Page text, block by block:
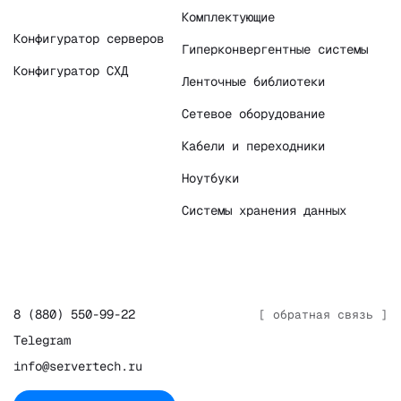
Конфигуратор серверов
Конфигуратор СХД
Комплектующие
Гиперконвергентные системы
Ленточные библиотеки
Сетевое оборудование
Кабели и переходники
Ноутбуки
Системы хранения данных
[ обратная связь ]
8 (880) 550-99-22
Telegram
info@servertech.ru